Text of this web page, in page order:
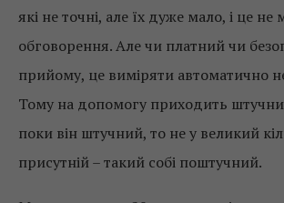
які не точні, але їх дуже мало, і це не
обговорення. Але чи платний чи
прийому, це виміряти автоматично
Тому на допомогу приходить
поки він штучний, то не у великий
присутній – такий собі поштучний.